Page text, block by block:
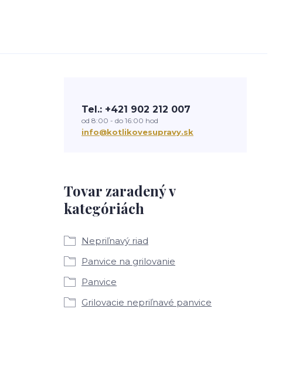
Tovar zaradený v
kategóriách
Nepriľnavý riad
Panvice na grilovanie
Panvice
Grilovacie nepriľnavé panvice
Tel.: +421 902 212 007
od 8:00 - do 16:00 hod
info@kotlikovesupravy.sk